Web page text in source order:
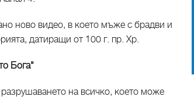
ново видео, в което мъже с брадви и
датиращи от 100 г. пр. Хр.
Бога"
на всичко, което може